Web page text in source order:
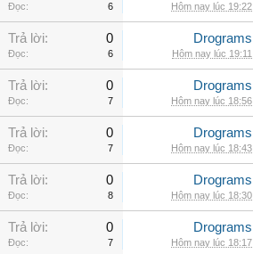
Đọc: 6 Hôm nay lúc 19:22
Trả lời: 0
Đọc: 6
Drograms
Hôm nay lúc 19:11
Trả lời: 0
Đọc: 7
Drograms
Hôm nay lúc 18:56
Trả lời: 0
Đọc: 7
Drograms
Hôm nay lúc 18:43
Trả lời: 0
Đọc: 8
Drograms
Hôm nay lúc 18:30
Trả lời: 0
Đọc: 7
Drograms
Hôm nay lúc 18:17